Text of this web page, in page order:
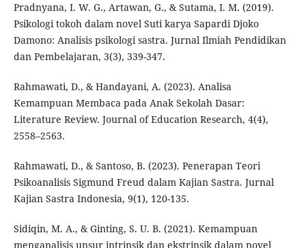
Pradnyana, I. W. G., Artawan, G., & Sutama, I. M. (2019).
Psikologi tokoh dalam novel Suti karya Sapardi Djoko
Damono: Analisis psikologi sastra. Jurnal Ilmiah Pendidikan
dan Pembelajaran, 3(3), 339-347.
Rahmawati, D., & Handayani, A. (2023). Analisa
Kemampuan Membaca pada Anak Sekolah Dasar:
Literature Review. Journal of Education Research, 4(4),
2558–2563.
Rahmawati, D., & Santoso, B. (2023). Penerapan Teori
Psikoanalisis Sigmund Freud dalam Kajian Sastra. Jurnal
Kajian Sastra Indonesia, 9(1), 120-135.
Sidiqin, M. A., & Ginting, S. U. B. (2021). Kemampuan
menganalisis unsur intrinsik dan ekstrinsik dalam novel